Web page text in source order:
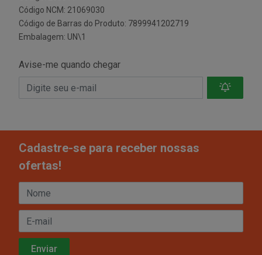
Código NCM: 21069030
Código de Barras do Produto: 7899941202719
Embalagem: UN\1
Avise-me quando chegar
Cadastre-se para receber nossas
ofertas!